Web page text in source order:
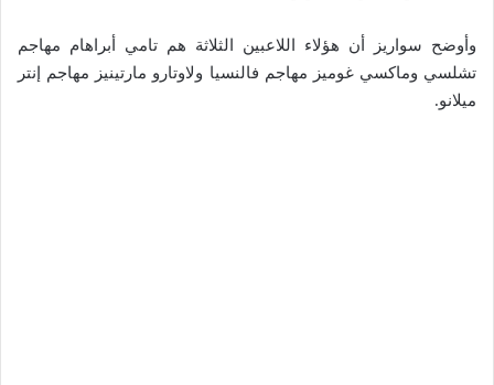
وأوضح سواريز أن هؤلاء اللاعبين الثلاثة هم تامي أبراهام مهاجم
تشلسي وماكسي غوميز مهاجم فالنسيا ولاوتارو مارتينيز مهاجم إنتر
ميلانو.